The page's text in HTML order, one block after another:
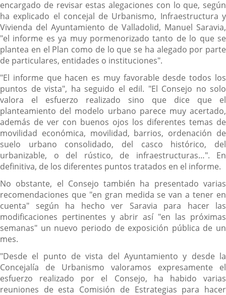
encargado de revisar estas alegaciones con lo que, según
ha explicado el concejal de Urbanismo, Infraestructura y
Vivienda del Ayuntamiento de Valladolid, Manuel Saravia,
"el informe es ya muy pormenorizado tanto de lo que se
plantea en el Plan como de lo que se ha alegado por parte
de particulares, entidades o instituciones".
"El informe que hacen es muy favorable desde todos los
puntos de vista", ha seguido el edil. "El Consejo no solo
valora el esfuerzo realizado sino que dice que el
planteamiento del modelo urbano parece muy acertado,
además de ver con buenos ojos los diferentes temas de
movilidad económica, movilidad, barrios, ordenación de
suelo urbano consolidado, del casco histórico, del
urbanizable, o del rústico, de infraestructuras…". En
definitiva, de los diferentes puntos tratados en el informe.
No obstante, el Consejo también ha presentado varias
recomendaciones que "en gran medida se van a tener en
cuenta" según ha hecho ver Saravia para hacer las
modificaciones pertinentes y abrir así "en las próximas
semanas" un nuevo periodo de exposición pública de un
mes.
"Desde el punto de vista del Ayuntamiento y desde la
Concejalía de Urbanismo valoramos expresamente el
esfuerzo realizado por el Consejo, ha habido varias
reuniones de esta Comisión de Estrategias para hacer